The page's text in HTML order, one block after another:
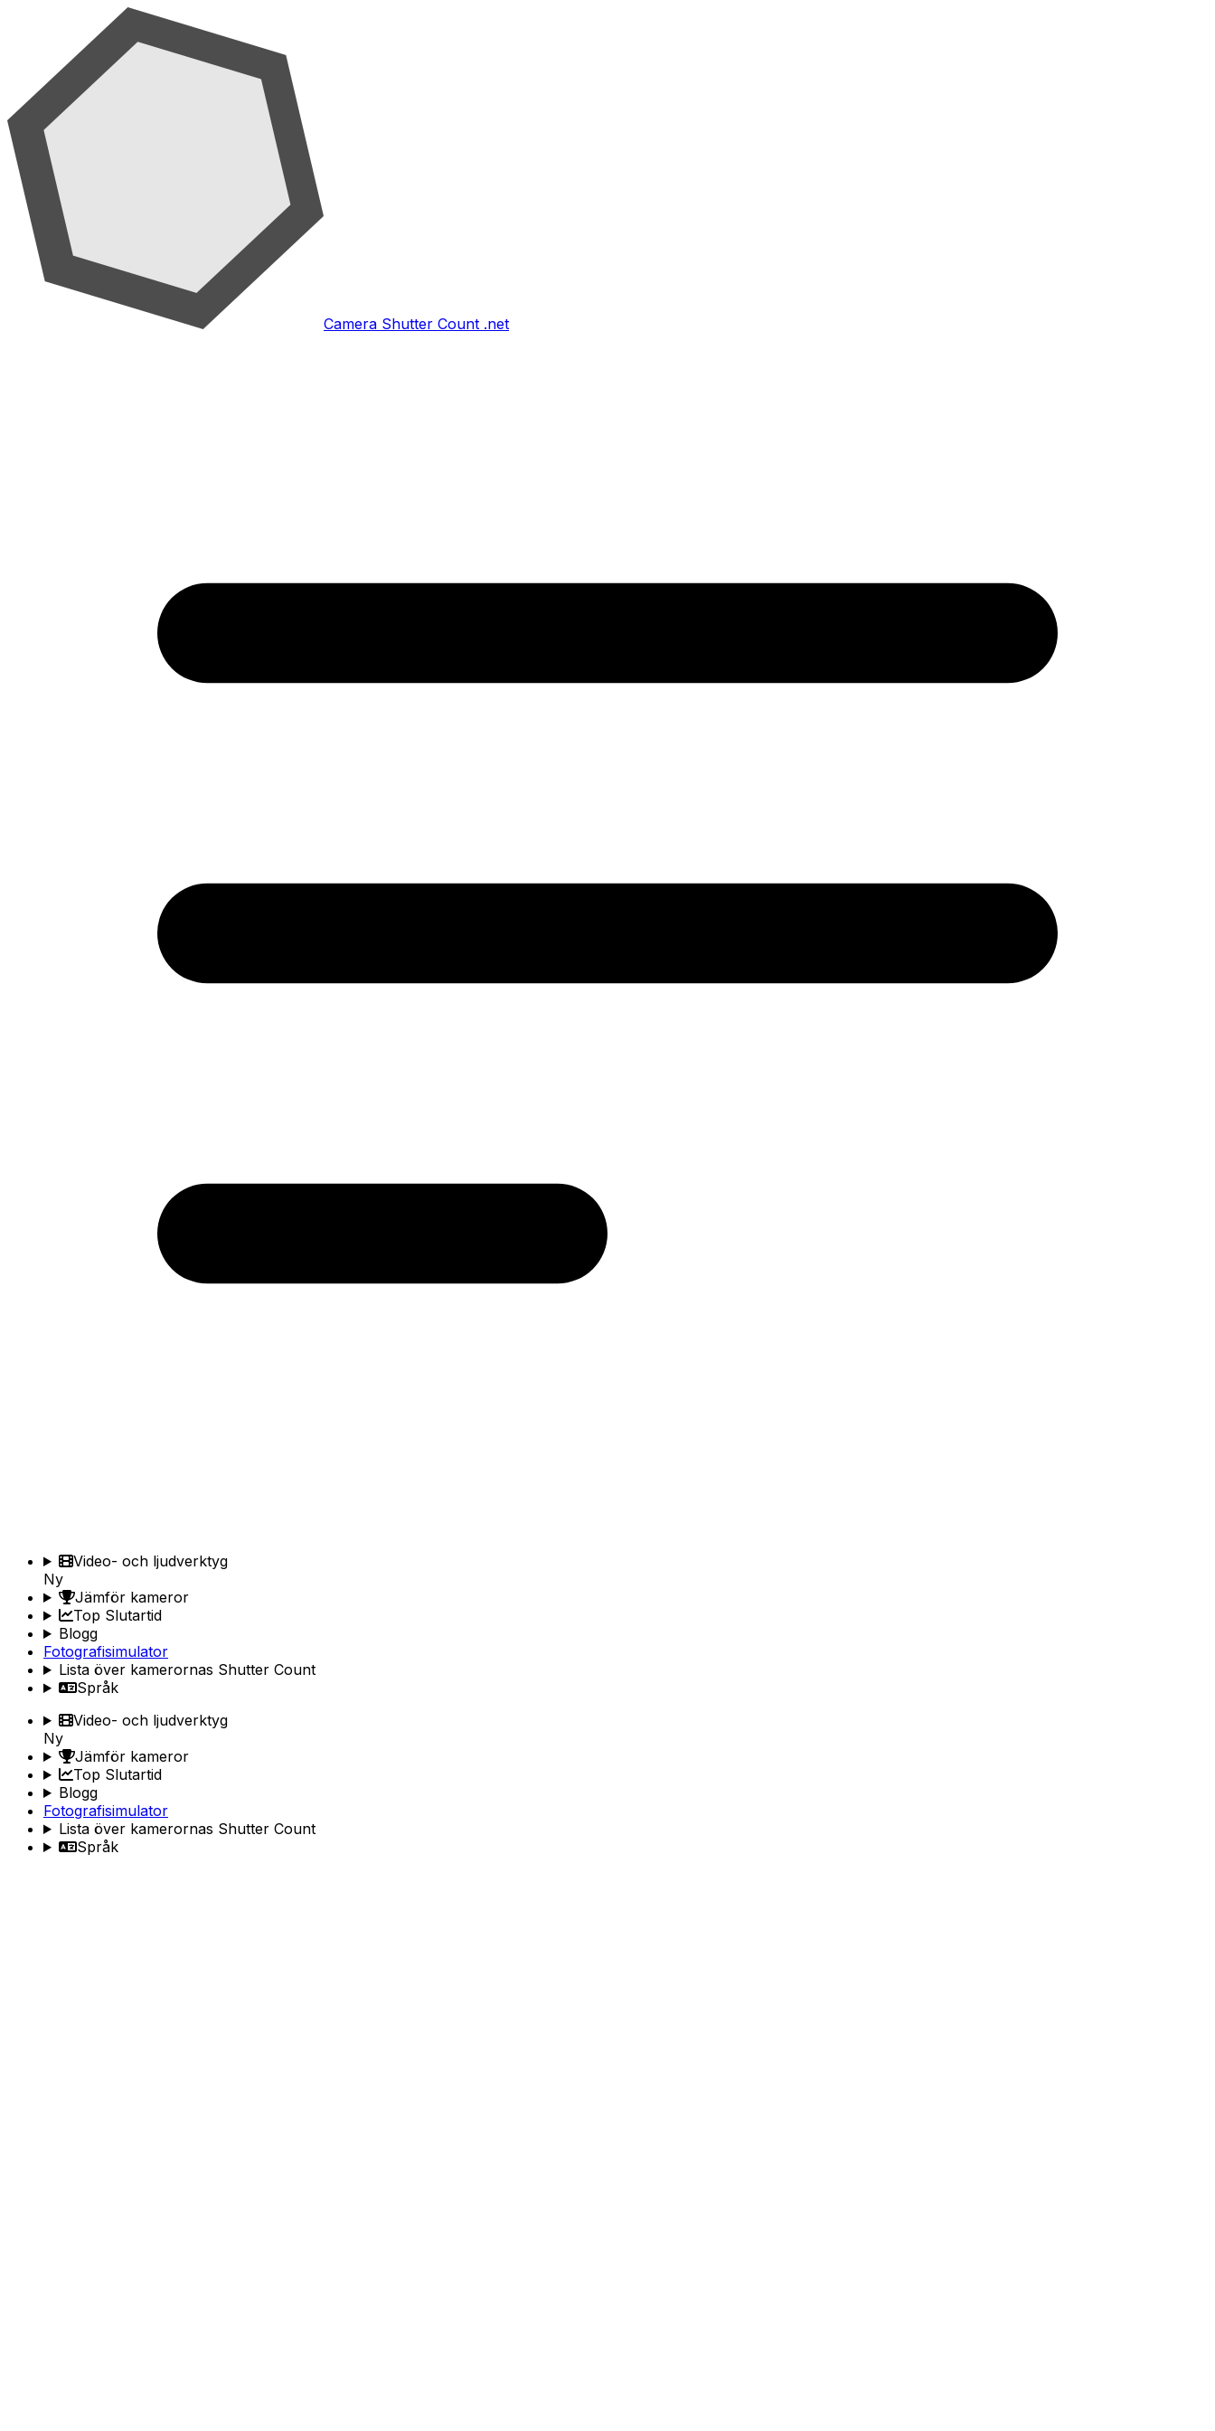
Camera Shutter Count .net
Video- och ljudverktyg
Ny
Jämför kameror
Top Slutartid
Blogg
Fotografisimulator
Lista över kamerornas Shutter Count
Språk
Video- och ljudverktyg
Ny
Jämför kameror
Top Slutartid
Blogg
Fotografisimulator
Lista över kamerornas Shutter Count
Språk